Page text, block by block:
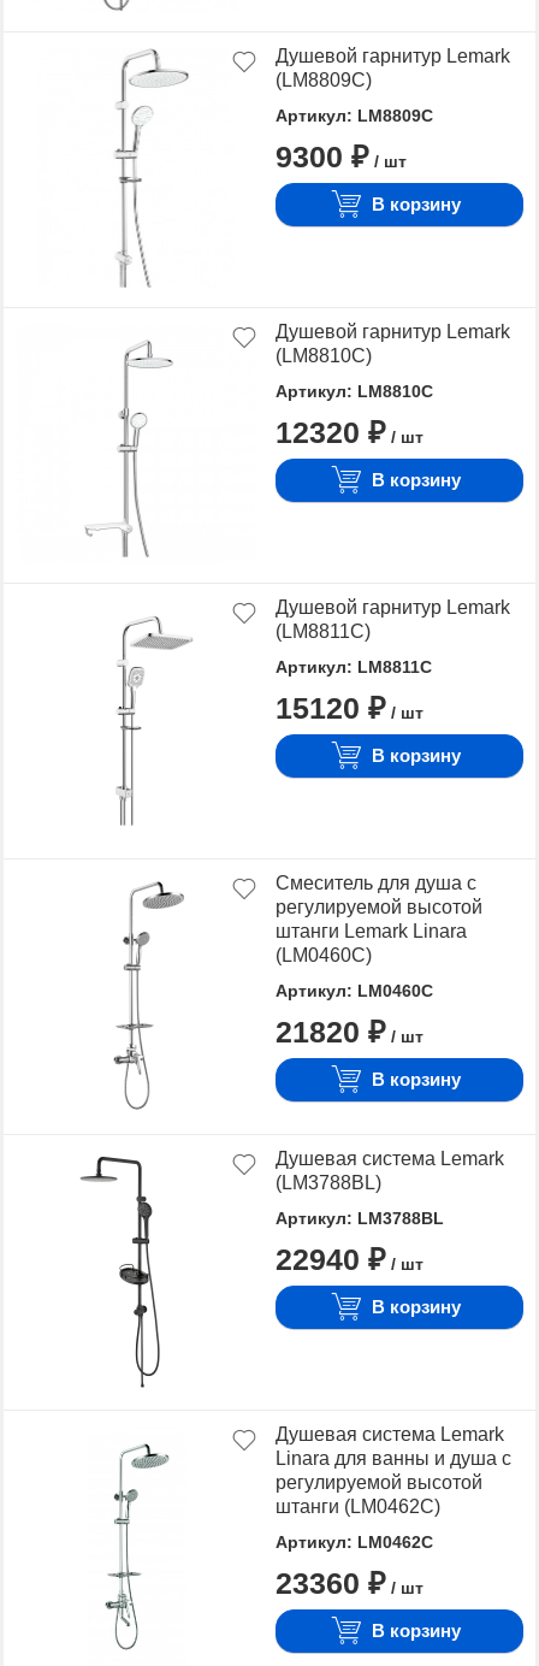
Душевой гарнитур Lemark
(LM8809C)
Артикул: LM8809C
9300 ₽ / шт
В корзину
Душевой гарнитур Lemark
(LM8810C)
Артикул: LM8810C
12320 ₽ / шт
В корзину
Душевой гарнитур Lemark
(LM8811C)
Артикул: LM8811C
15120 ₽ / шт
В корзину
Смеситель для душа с
регулируемой высотой
штанги Lemark Linara
(LM0460C)
Артикул: LM0460C
21820 ₽ / шт
В корзину
Душевая система Lemark
(LM3788BL)
Артикул: LM3788BL
22940 ₽ / шт
В корзину
Душевая система Lemark
Linara для ванны и душа с
регулируемой высотой
штанги (LM0462C)
Артикул: LM0462C
23360 ₽ / шт
В корзину